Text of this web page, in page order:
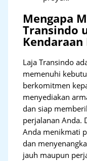
Mengapa
Transindo
Laja Transindo
memenuhi
berkomitmen
menyediakan
dan siap
perjalanan Anda.
Anda menikmati
dan
jauh maupun